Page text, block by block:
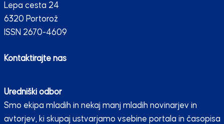
Lepa cesta 24
6320 Portorož
ISSN 2670-4609
Kontaktirajte nas
Uredniški odbor
Smo ekipa mladih in nekaj manj mladih novinarjev in
avtorjev, ki skupaj ustvarjamo vsebine portala in časopisa